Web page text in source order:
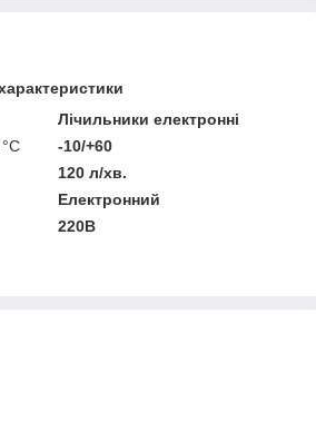
Лічильники електронні
-10/+60
120 л/хв.
Електронний
220В